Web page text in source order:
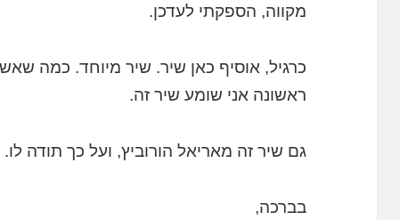
מקווה, הספקתי לעדכן.
כרגיל, אוסיף כאן שיר. שיר מיוחד. כמה
ראשונה אני שומע שיר זה.
גם שיר זה מאריאל הורוביץ, ועל כך תודה לו.
בברכה,